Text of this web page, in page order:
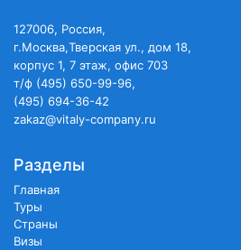
127006, Россия,
г.Москва,Тверская ул., дом 18,
корпус 1, 7 этаж, офис 703
т/ф (495) 650-99-96,
(495) 694-36-42
zakaz@vitaly-company.ru
Разделы
Главная
Туры
Страны
Визы